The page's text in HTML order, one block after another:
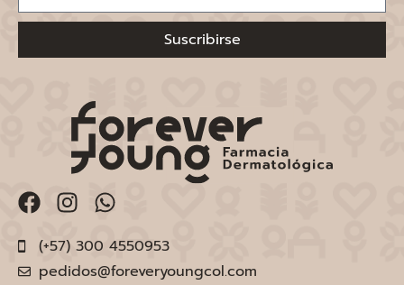
Suscribirse
(+57) 300 4550953
pedidos@foreveryoungcol.com